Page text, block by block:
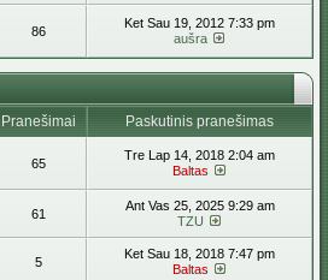
86
Ket Sau 19, 2012 7:33 pm
aušra
Pranešimai
Paskutinis pranešimas
65
Tre Lap 14, 2018 2:04 am
Baltas
61
Ant Vas 25, 2025 9:29 am
TZU
5
Ket Sau 18, 2018 7:47 pm
Baltas